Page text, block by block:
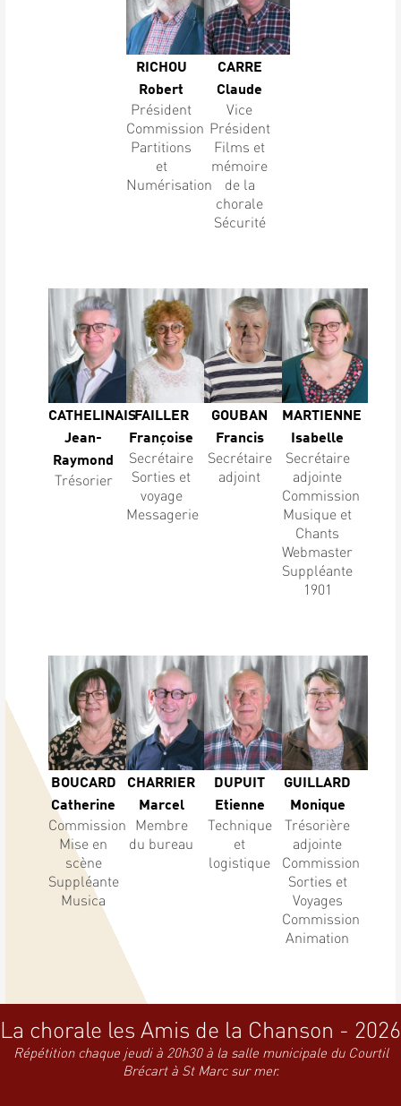
RICHOU
Robert
Président
Commission
Partitions
et
Numérisation
CARRE
Claude
Vice
Président
Films et
mémoire
de la
chorale
Sécurité
CATHELINAIS
Jean-
Raymond
Trésorier
FAILLER
Françoise
Secrétaire
Sorties et
voyage
Messagerie
GOUBAN
Francis
Secrétaire
adjoint
MARTIENNE
Isabelle
Secrétaire
adjointe
Commission
Musique et
Chants
Webmaster
Suppléante
1901
BOUCARD
Catherine
Commission
Mise en
scène
Suppléante
Musica
CHARRIER
Marcel
Membre
du bureau
DUPUIT
Etienne
Technique
et
logistique
GUILLARD
Monique
Trésorière
adjointe
Commission
Sorties et
Voyages
Commission
Animation
La chorale les Amis de la Chanson - 2026
Répétition chaque jeudi à 20h30 à la salle municipale du Courtil
Brécart à St Marc sur mer.